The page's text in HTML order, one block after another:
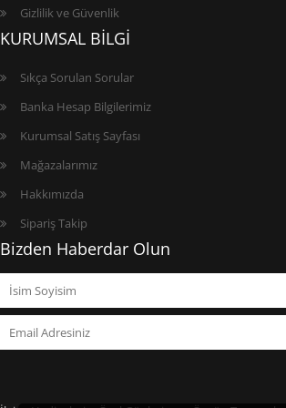
Gizlilik ve Güvenlik
KURUMSAL BİLGİ
Sıkça Sorulan Sorular
Banka Hesap Bilgilerimiz
Kurumsal Satış Sayfası
Mağazalarımız
Hakkımızda
Sipariş Takip
Bizden Haberdar Olun